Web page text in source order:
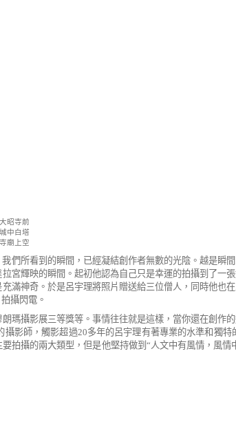
大昭寺前
中白塔
廟上空
我們所看到的瞬間，已經凝結創作者無數的光陰。越是瞬
宮輝映的瞬間。起初他認為自 己只是幸運的拍攝到了一
滿神奇。於是呂宇理將照片贈送給三位僧人，同時他也
攝閃電。
朗瑪攝影展三等獎等。事情往往就是這樣，當你還在創作
攝影師，觸影超過20多年的呂宇理有著專業的水準和獨特
拍攝的兩大類型，但是他堅持做到“人文中有風情， 風情